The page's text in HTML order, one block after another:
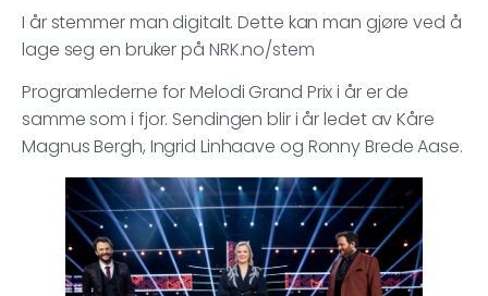
I år stemmer man digitalt. Dette kan man gjøre ved å
lage seg en bruker på NRK.no/stem
Programlederne for Melodi Grand Prix i år er de
samme som i fjor. Sendingen blir i år ledet av Kåre
Magnus Bergh, Ingrid Linhaave og Ronny Brede Aase.